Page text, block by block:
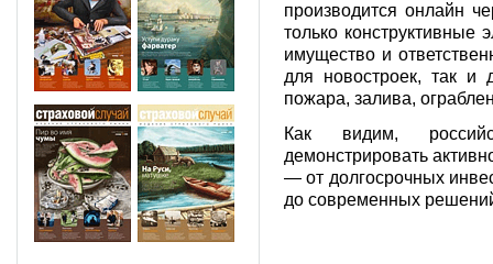
производится онлайн
только конструктивные
имущество и
для новостроек, так и
пожара, залива,
Как видим,
демонстрировать
— от долгосрочных
до современных